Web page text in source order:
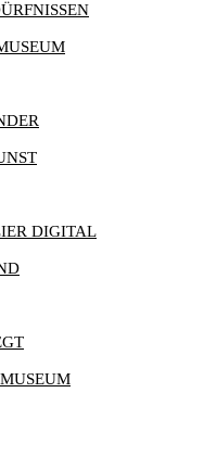
DIGITAL